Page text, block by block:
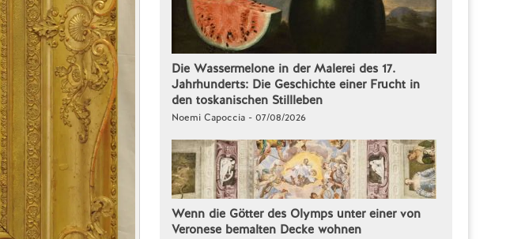
Die Wassermelone in der Malerei des 17.
Jahrhunderts: Die Geschichte einer Frucht in
den toskanischen Stillleben
Noemi Capoccia - 07/08/2026
Wenn die Götter des Olymps unter einer von
Veronese bemalten Decke wohnen